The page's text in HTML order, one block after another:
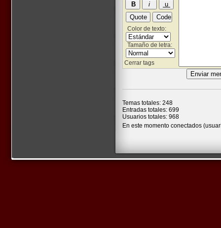
Color de texto:
Tamaño de letra:
Cerrar tags
Temas totales: 248
Entradas totales: 699
Usuarios totales: 968
En este momento conectados